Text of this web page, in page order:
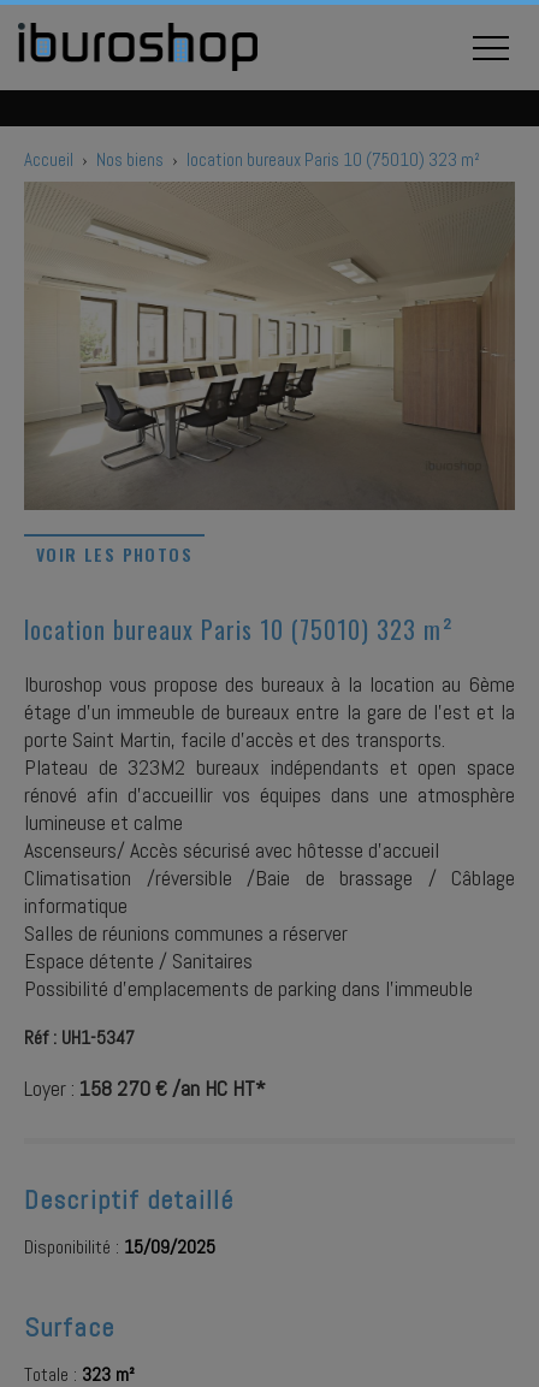
Accueil › Nos biens › location bureaux Paris 10 (75010) 323 m²
VOIR LES PHOTOS
location bureaux Paris 10 (75010) 323 m²
Iburoshop vous propose des bureaux à la location au 6ème
étage d'un immeuble de bureaux entre la gare de l'est et la
porte Saint Martin, facile d’accès et des transports.
Plateau de 323M2 bureaux indépendants et open space
rénové afin d’accueillir vos équipes dans une atmosphère
lumineuse et calme
Ascenseurs/ Accès sécurisé avec hôtesse d'accueil
Climatisation /réversible /Baie de brassage / Câblage
informatique
Salles de réunions communes a réserver
Espace détente / Sanitaires
Possibilité d'emplacements de parking dans l'immeuble
Réf : UH1-5347
Loyer : 158 270 € /an HC HT*
Descriptif detaillé
Disponibilité : 15/09/2025
Surface
Totale : 323 m²